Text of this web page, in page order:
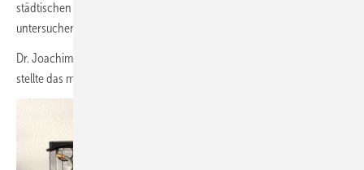
städtischen Quartieren mit Erdwärmesonden wissenschaftlich
untersuchen ließ (
Dr. Joachim Poppei von der CSD Ingenieure AG, Aarau, Schweiz,
stellte das mehrjährige angelegte Forschungsprojekts vor. Ergebnisse: